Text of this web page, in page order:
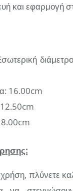
και εφαρμογή
16.00cm
12.50cm
πλύνετε